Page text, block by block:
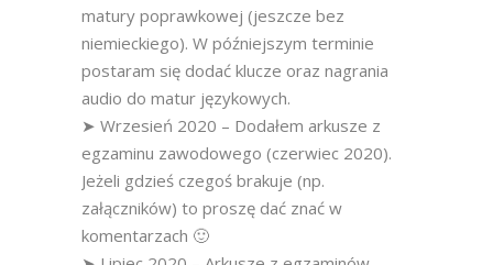
matury poprawkowej (jeszcze bez
niemieckiego). W późniejszym terminie
postaram się dodać klucze oraz nagrania
audio do matur językowych.
➤ Wrzesień 2020 – Dodałem arkusze z
egzaminu zawodowego (czerwiec 2020).
Jeżeli gdzieś czegoś brakuje (np.
załączników) to proszę dać znać w
komentarzach 🙂